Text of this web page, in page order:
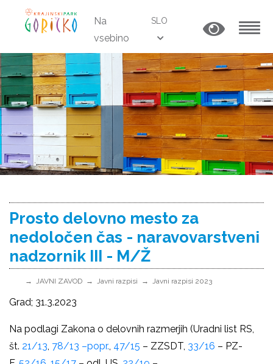
Na
vsebino
SLO
Prosto delovno mesto za
nedoločen čas - naravovarstveni
nadzornik III - M/Ž
JAVNI ZAVOD Javni razpisi Javni razpisi 2023
Grad; 31.3.2023
Na podlagi Zakona o delovnih razmerjih (Uradni list RS,
št. 21/13, 78/13 –popr., 47/15 – ZZSDT, 33/16 – PZ-